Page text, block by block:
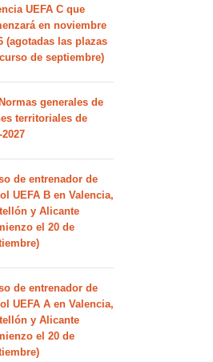
UEFA C que
en noviembre
(agotadas las plazas
de septiembre)
generales de
territoriales de
de entrenador de
UEFA B en Valencia,
y Alicante
el 20 de
de entrenador de
UEFA A en Valencia,
y Alicante
el 20 de